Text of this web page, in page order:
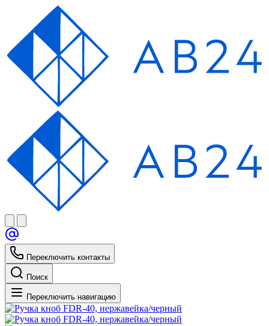
Переключить контакты
Поиск
Переключить навигацию